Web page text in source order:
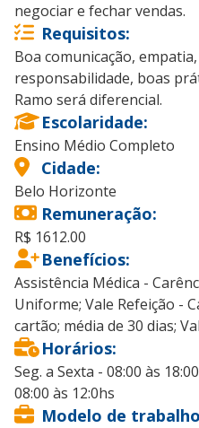
negociar e fechar vendas.
Requisitos:
Boa comunicação,
responsabilidade, boas
Ramo será diferencial.
Escolaridade:
Ensino Médio Completo
Cidade:
Belo Horizonte
Remuneração:
R$ 1612.00
Benefícios:
Assistência Médica -
Uniforme; Vale Refeição -
cartão; média de 30 dias;
Horários:
Seg. a Sexta - 08:00 às
08:00 às 12:0hs
Modelo de trabalho